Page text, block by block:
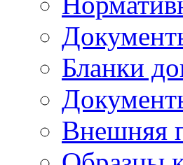
Бланки
Внешняя